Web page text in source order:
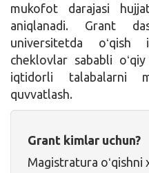
mukofot darajasi
aniqlanadi. Grant
universitetda oʻqish
cheklovlar sababli
iqtidorli talabalarni
quvvatlash.
Grant kimlar uchun?
Magistratura